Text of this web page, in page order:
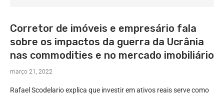
Corretor de imóveis e empresário fala
sobre os impactos da guerra da Ucrânia
nas commodities e no mercado imobiliário
março 21, 2022
Rafael Scodelario explica que investir em ativos reais serve como